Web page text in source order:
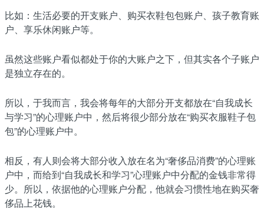
比如：生活必要的开支账户、购买衣鞋包包账户、孩子教育账
户、享乐休闲账户等。
虽然这些账户看似都处于你的大账户之下，但其实各个子账户
是独立存在的。
所以，于我而言，我会将每年的大部分开支都放在“自我成长
与学习”的心理账户中，然后将很少部分放在“购买衣服鞋子包
包”的心理账户中。
相反，有人则会将大部分收入放在名为“奢侈品消费”的心理账
户中，而给到“自我成长和学习”心理账户中分配的金钱非常得
少。所以，依据他的心理账户分配，他就会习惯性地在购买奢
侈品上花钱。